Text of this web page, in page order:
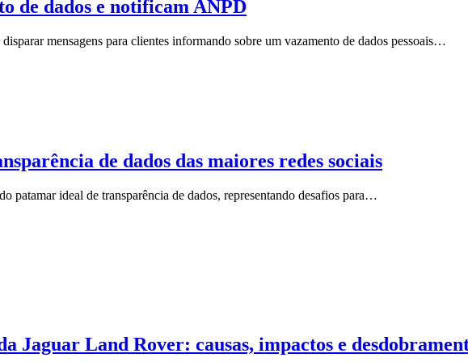
de dados e notificam ANPD
mensagens para clientes informando sobre um vazamento de dados pessoais…
de dados das maiores redes sociais
patamar ideal de transparência de dados, representando desafios para…
Jaguar Land Rover: causas, impactos e